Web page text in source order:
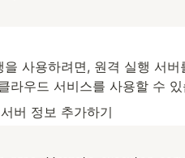
사용하려면, 원격 실행 서
라우드 서비스를 사용할 수 있
버 정보 추가하기